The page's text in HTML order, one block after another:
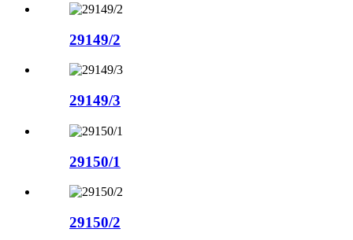
29149/2
29149/3
29150/1
29150/2